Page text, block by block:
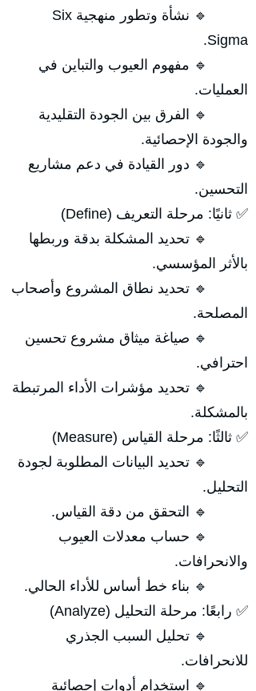
🔹 نشأة وتطور منهجية Six
Sigma.
🔹 مفهوم العيوب والتباين في
العمليات.
🔹 الفرق بين الجودة التقليدية
والجودة الإحصائية.
🔹 دور القيادة في دعم مشاريع
التحسين.
✅ ثانيًا: مرحلة التعريف (Define)
🔹 تحديد المشكلة بدقة وربطها
بالأثر المؤسسي.
🔹 تحديد نطاق المشروع وأصحاب
المصلحة.
🔹 صياغة ميثاق مشروع تحسين
احترافي.
🔹 تحديد مؤشرات الأداء المرتبطة
بالمشكلة.
✅ ثالثًا: مرحلة القياس (Measure)
🔹 تحديد البيانات المطلوبة لجودة
التحليل.
🔹 التحقق من دقة القياس.
🔹 حساب معدلات العيوب
والانحرافات.
🔹 بناء خط أساس للأداء الحالي.
✅ رابعًا: مرحلة التحليل (Analyze)
🔹 تحليل السبب الجذري
للانحرافات.
🔹 استخدام أدوات إحصائية